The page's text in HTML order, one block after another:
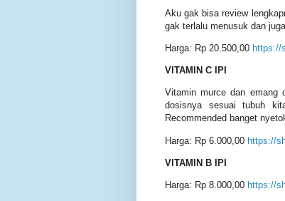
Aku gak bisa review
gak terlalu menusuk dan
Harga: Rp 20.500,00 https://
VITAMIN C IPI
Vitamin murce dan emang
dosisnya sesuai tubuh
Recommended banget
Harga: Rp 6.000,00 https://
VITAMIN B IPI
Harga: Rp 8.000,00 https://